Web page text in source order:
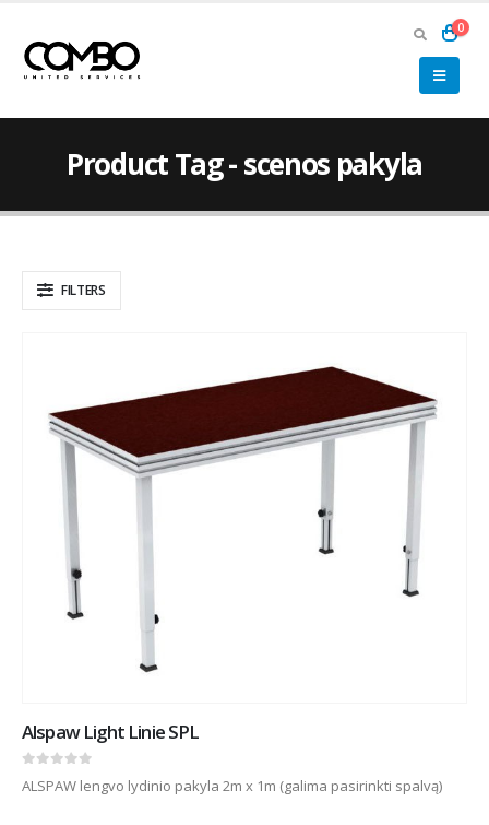
0
Product Tag - scenos pakyla
FILTERS
Alspaw Light Linie SPL
ALSPAW lengvo lydinio pakyla 2m x 1m (galima pasirinkti spalvą)